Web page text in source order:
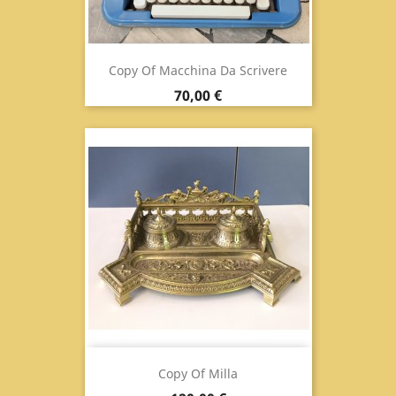
Copy Of Macchina Da Scrivere
Prix
70,00 €
Copy Of Milla